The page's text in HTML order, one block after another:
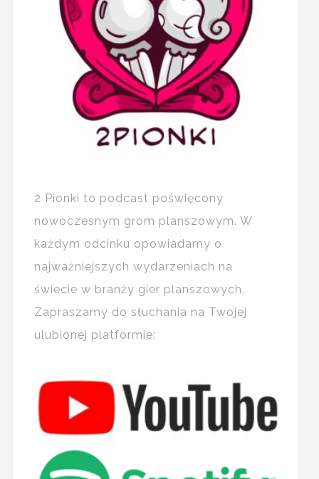
2 Pionki to podcast poświęcony
nowoczesnym grom planszowym. W
każdym odcinku opowiadamy o
najważniejszych wydarzeniach na
świecie w branży gier planszowych.
Zapraszamy do słuchania na Twojej
ulubionej platformie: